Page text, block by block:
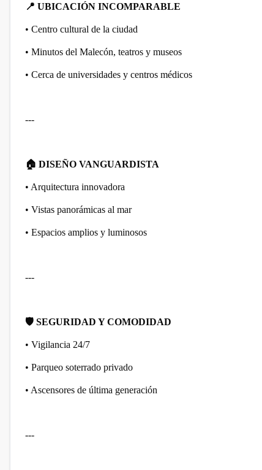
📍 UBICACIÓN INCOMPARABLE
• Centro cultural de la ciudad
• Minutos del Malecón, teatros y museos
• Cerca de universidades y centros médicos
---
🏠 DISEÑO VANGUARDISTA
• Arquitectura innovadora
• Vistas panorámicas al mar
• Espacios amplios y luminosos
---
🛡️ SEGURIDAD Y COMODIDAD
• Vigilancia 24/7
• Parqueo soterrado privado
• Ascensores de última generación
---